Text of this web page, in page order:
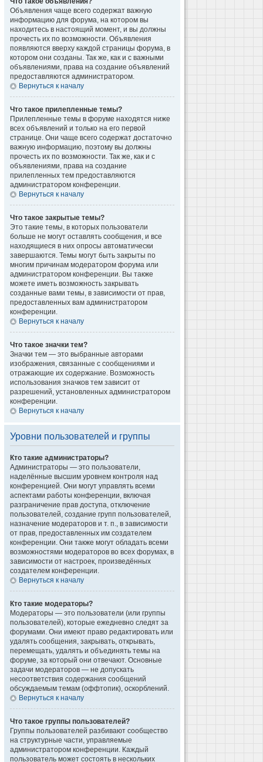
Объявления чаще всего содержат важную
информацию для форума, на котором вы
находитесь в настоящий момент, и вы должны
прочесть их по возможности. Объявления
появляются вверху каждой страницы форума, в
котором они созданы. Так же, как и с важными
объявлениями, права на создание объявлений
предоставляются администратором.
Вернуться к началу
Что такое прилепленные темы?
Прилепленные темы в форуме находятся ниже
всех объявлений и только на его первой
странице. Они чаще всего содержат достаточно
важную информацию, поэтому вы должны
прочесть их по возможности. Так же, как и с
объявлениями, права на создание
прилепленных тем предоставляются
администратором конференции.
Вернуться к началу
Что такое закрытые темы?
Это такие темы, в которых пользователи
больше не могут оставлять сообщения, и все
находящиеся в них опросы автоматически
завершаются. Темы могут быть закрыты по
многим причинам модератором форума или
администратором конференции. Вы также
можете иметь возможность закрывать
созданные вами темы, в зависимости от прав,
предоставленных вам администратором
конференции.
Вернуться к началу
Что такое значки тем?
Значки тем — это выбранные авторами
изображения, связанные с сообщениями и
отражающие их содержание. Возможность
использования значков тем зависит от
разрешений, установленных администратором
конференции.
Вернуться к началу
Уровни пользователей и группы
Кто такие администраторы?
Администраторы — это пользователи,
наделённые высшим уровнем контроля над
конференцией. Они могут управлять всеми
аспектами работы конференции, включая
разграничение прав доступа, отключение
пользователей, создание групп пользователей,
назначение модераторов и т. п., в зависимости
от прав, предоставленных им создателем
конференции. Они также могут обладать всеми
возможностями модераторов во всех форумах, в
зависимости от настроек, произведённых
создателем конференции.
Вернуться к началу
Кто такие модераторы?
Модераторы — это пользователи (или группы
пользователей), которые ежедневно следят за
форумами. Они имеют право редактировать или
удалять сообщения, закрывать, открывать,
перемещать, удалять и объединять темы на
форуме, за который они отвечают. Основные
задачи модераторов — не допускать
несоответствия содержания сообщений
обсуждаемым темам (оффтопик), оскорблений.
Вернуться к началу
Что такое группы пользователей?
Группы пользователей разбивают сообщество
на структурные части, управляемые
администратором конференции. Каждый
пользователь может состоять в нескольких